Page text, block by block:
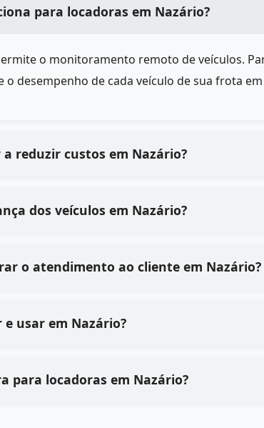
para locadoras em Nazário?
o monitoramento remoto de veículos.
o desempenho de cada veículo de sua frota
reduzir custos em Nazário?
dos veículos em Nazário?
o atendimento ao cliente em Nazário?
usar em Nazário?
para locadoras em Nazário?